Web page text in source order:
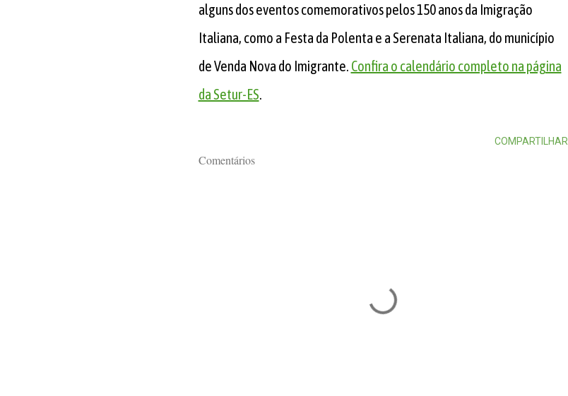
alguns dos eventos comemorativos pelos 150 anos da Imigração
Italiana, como a Festa da Polenta e a Serenata Italiana, do município
de Venda Nova do Imigrante. Confira o calendário completo na página
da Setur-ES.
COMPARTILHAR
Comentários